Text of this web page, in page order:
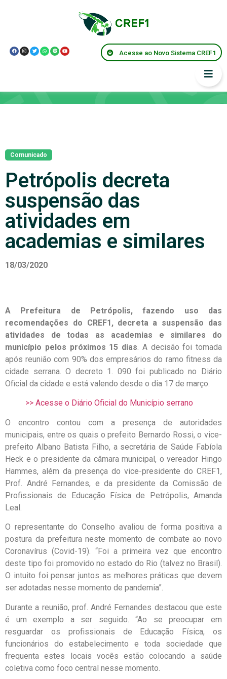
Acesse ao Novo Sistema CREF1
Comunicado
Petrópolis decreta
suspensão das
atividades em
academias e similares
18/03/2020
A Prefeitura de Petrópolis, fazendo uso das
recomendações do CREF1, decreta a suspensão das
atividades de todas as academias e similares do
município pelos próximos 15 dias. A decisão foi tomada
após reunião com 90% dos empresários do ramo fitness da
cidade serrana. O decreto 1. 090 foi publicado no Diário
Oficial da cidade e está valendo desde o dia 17 de março.
>> Acesse o Diário Oficial do Município serrano
O encontro contou com a presença de autoridades
municipais, entre os quais o prefeito Bernardo Rossi, o vice-
prefeito Albano Batista Filho, a secretária de Saúde Fabíola
Heck e o presidente da câmara municipal, o vereador Hingo
Hammes, além da presença do vice-presidente do CREF1,
Prof. André Fernandes, e da presidente da Comissão de
Profissionais de Educação Física de Petrópolis, Amanda
Leal.
O representante do Conselho avaliou de forma positiva a
postura da prefeitura neste momento de combate ao novo
Coronavírus (Covid-19). “Foi a primeira vez que encontro
deste tipo foi promovido no estado do Rio (talvez no Brasil).
O intuito foi pensar juntos as melhores práticas que devem
ser adotadas nesse momento de pandemia”.
Durante a reunião, prof. André Fernandes destacou que este
é um exemplo a ser seguido. “Ao se preocupar em
resguardar os profissionais de Educação Física, os
funcionários do estabelecimento e toda sociedade que
frequenta estes locais vocês estão colocando a saúde
coletiva como foco central nesse momento.